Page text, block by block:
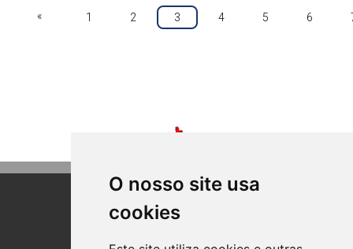
O nosso site usa
cookies
« 1 2 3 4 5 6
BOM PRINCIPIO